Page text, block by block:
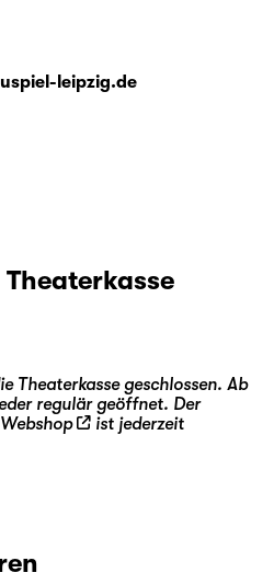
leipzig.de
Theaterkasse geschlossen. Ab
regulär geöffnet. Der
Webshop
ist jederzeit